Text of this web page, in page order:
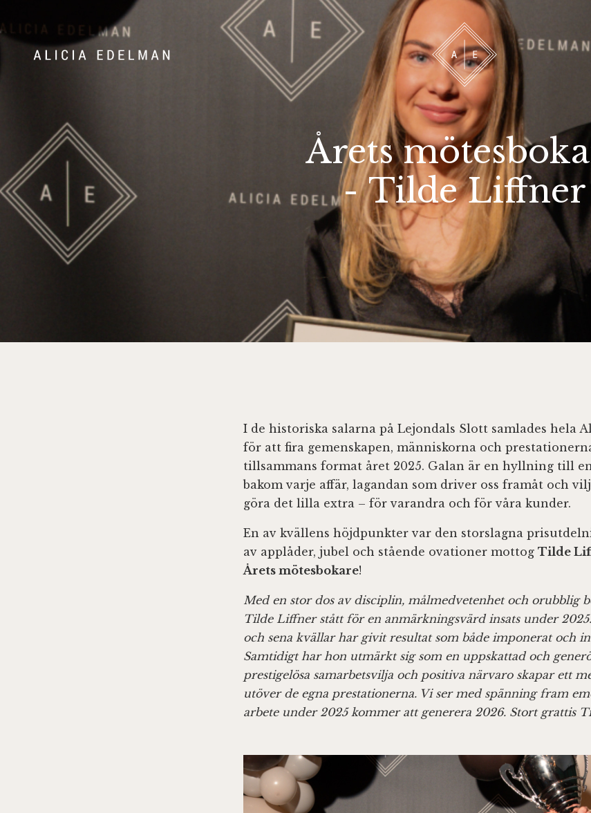
Bevakning Franchise Om oss
Årets
- Tilde Liffner
I de historiska salarna på Lejondals Slott samlades hela
för att fira gemenskapen, människorna och
tillsammans format året 2025. Galan är en hyllning till
bakom varje affär, lagandan som driver oss framåt och
göra det lilla extra – för varandra och för våra kunder.
En av kvällens höjdpunkter var den storslagna
av applåder, jubel och stående ovationer mottog Tilde
Årets mötesbokare!
Med en stor dos av disciplin, målmedvetenhet och orubblig
Tilde Liffner stått för en anmärkningsvärd insats under
och sena kvällar har givit resultat som både imponerat och
Samtidigt har hon utmärkt sig som en uppskattad och
prestigelösa samarbetsvilja och positiva närvaro skapar ett
utöver de egna prestationerna. Vi ser med spänning fram
arbete under 2025 kommer att generera 2026. Stort grattis